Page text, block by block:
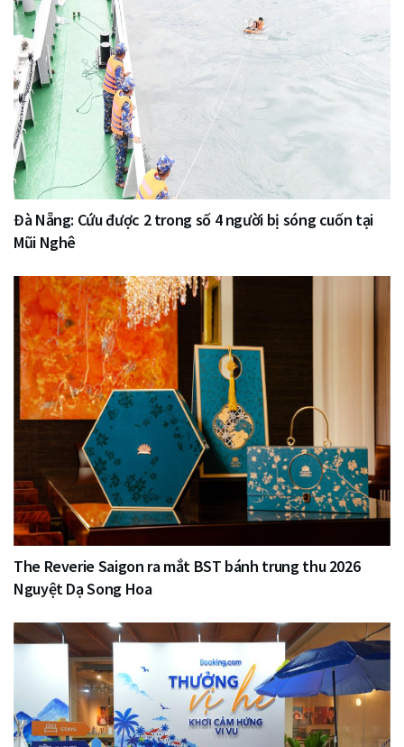
Đà Nẵng: Cứu được 2 trong số 4 người bị sóng cuốn tại
Mũi Nghê
The Reverie Saigon ra mắt BST bánh trung thu 2026
Nguyệt Dạ Song Hoa